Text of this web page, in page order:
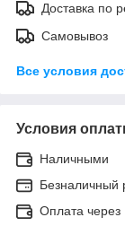
Доставка по
Самовывоз
Все условия
Условия
Наличными
Безналичный
Оплата через